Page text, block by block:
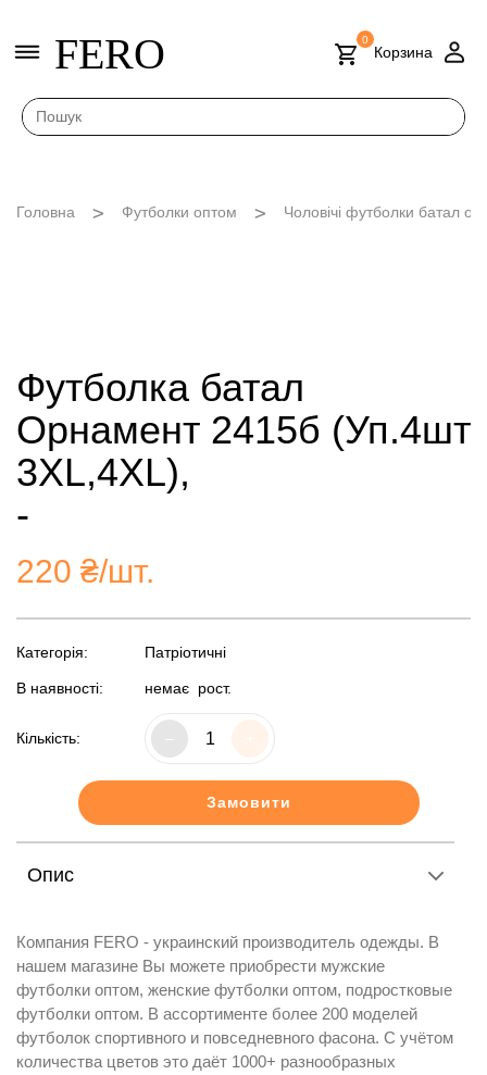
FERO 0
Корзина
Головна Футболки оптом Чоловічі футболки батал
Футболка батал
Орнамент 2415б (Уп.4шт
3XL,4XL),
-
220 ₴/шт.
Категорія: Патріотичні
В наявності: немає рост.
Кількість:
Замовити
Опис
Компания FERO - украинский производитель одежды. В
нашем магазине Вы можете приобрести мужские
футболки оптом, женские футболки оптом, подростковые
футболки оптом. В ассортименте более 200 моделей
футболок спортивного и повседневного фасона. С учётом
количества цветов это даёт 1000+ разнообразных